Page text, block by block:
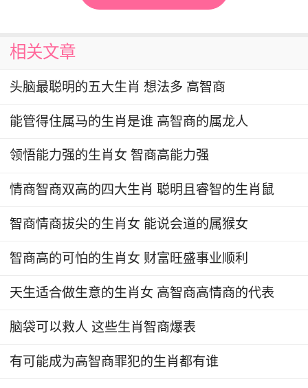
是，有一些人却想欺骗他们，属兔的人通常轻信别
人，因此很容易上当受骗，这使他们常常吃亏。此
不安，让人感觉他们笨拙无比。此外，他们说话缺
乏条理，甚至不受理论控制，刚吵起来就语无伦
相关文章
头脑最聪明的五大生肖 想法多 高智商
能管得住属马的生肖是谁 高智商的属龙人
领悟能力强的生肖女 智商高能力强
情商智商双高的四大生肖 聪明且睿智的生肖鼠
智商情商拔尖的生肖女 能说会道的属猴女
智商高的可怕的生肖女 财富旺盛事业顺利
天生适合做生意的生肖女 高智商高情商的代表
脑袋可以救人 这些生肖智商爆表
有可能成为高智商罪犯的生肖都有谁